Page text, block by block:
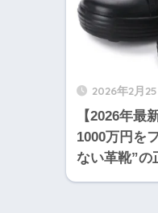
2026年2月
【2026年最
1000万円を
ない革靴”の